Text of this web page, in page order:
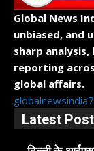
Global News
unbiased, and
sharp
reporting
global affairs.
Latest Post